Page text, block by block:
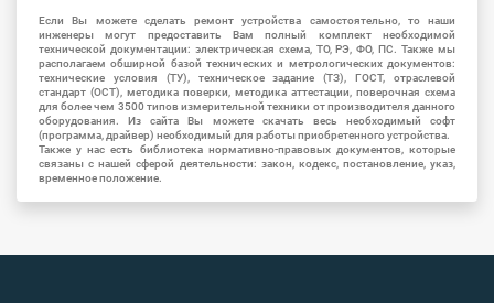
Если Вы можете сделать ремонт устройства самостоятельно, то наши
инженеры могут предоставить Вам полный комплект необходимой
технической документации: электрическая схема, ТО, РЭ, ФО, ПС. Также мы
располагаем обширной базой технических и метрологических документов:
технические условия (ТУ), техническое задание (ТЗ), ГОСТ, отраслевой
стандарт (ОСТ), методика поверки, методика аттестации, поверочная схема
для более чем 3500 типов измерительной техники от производителя данного
оборудования. Из сайта Вы можете скачать весь необходимый софт
(программа, драйвер) необходимый для работы приобретенного устройства.
Также у нас есть библиотека нормативно-правовых документов, которые
связаны с нашей сферой деятельности: закон, кодекс, постановление, указ,
временное положение.